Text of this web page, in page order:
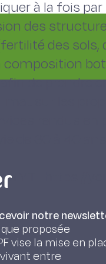
à la fois
des
des sols,
composition
de prendre
de 30 à 40 ans.
YT : https://
notre
proposée
vise la mise en
entre